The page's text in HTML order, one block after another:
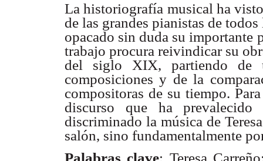
La historiografía musical ha
de las grandes pianistas de
opacado sin duda su importante
trabajo procura reivindicar su
del siglo XIX, partiendo de
composiciones y de la
compositoras de su tiempo.
discurso que ha
discriminado la música de
salón, sino fundamentalmente
: Teresa